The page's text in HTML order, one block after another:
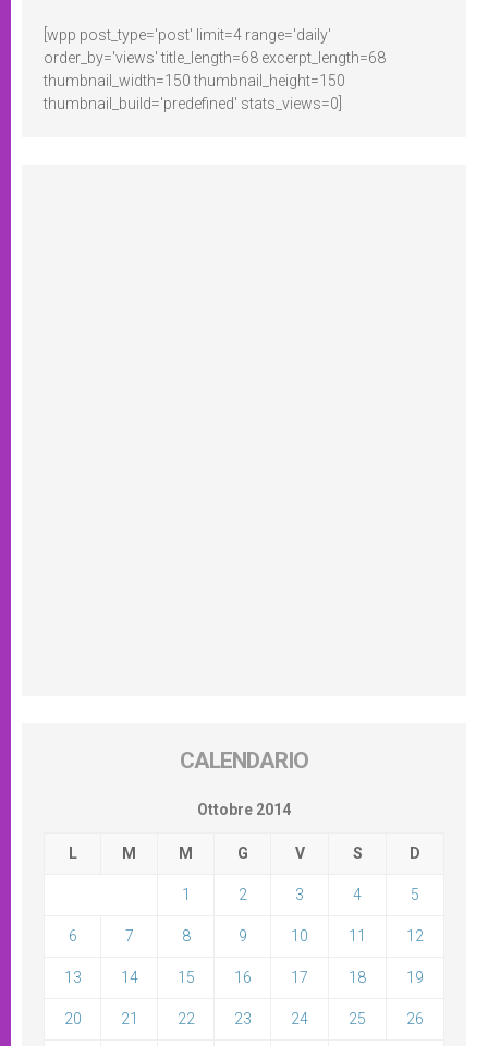
[wpp post_type='post' limit=4 range='daily'
order_by='views' title_length=68 excerpt_length=68
thumbnail_width=150 thumbnail_height=150
thumbnail_build='predefined' stats_views=0]
CALENDARIO
Ottobre 2014
L M M G V S D
1 2 3 4 5
6 7 8 9 10 11 12
13 14 15 16 17 18 19
20 21 22 23 24 25 26